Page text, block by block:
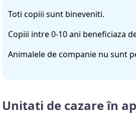
Toti copiii sunt bineveniti.
Copiii intre 0-10 ani beneficiaza
Animalele de companie nu sunt
Unitati de cazare în